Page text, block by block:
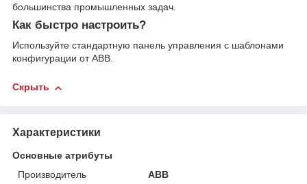
большинства промышленных задач.
Как быстро настроить?
Используйте стандартную панель управления с шаблонами
конфигурации от ABB.
Скрыть
Характеристики
Основные атрибуты
Производитель
ABB